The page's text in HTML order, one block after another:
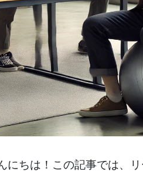
ちは！この記事では、